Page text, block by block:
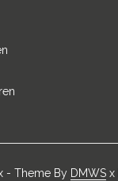
- Theme By DMWS x